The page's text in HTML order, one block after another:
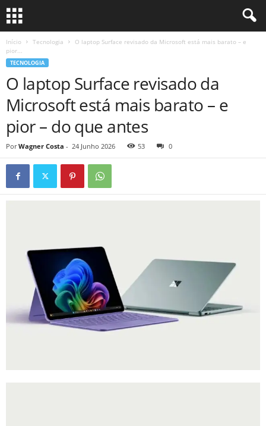
Início Tecnologia
O laptop Surface revisado da Microsoft está mais barato – e
pior...
TECNOLOGIA
O laptop Surface revisado da
Microsoft está mais barato – e
pior – do que antes
Por Wagner Costa - 24 Junho 2026 53 0